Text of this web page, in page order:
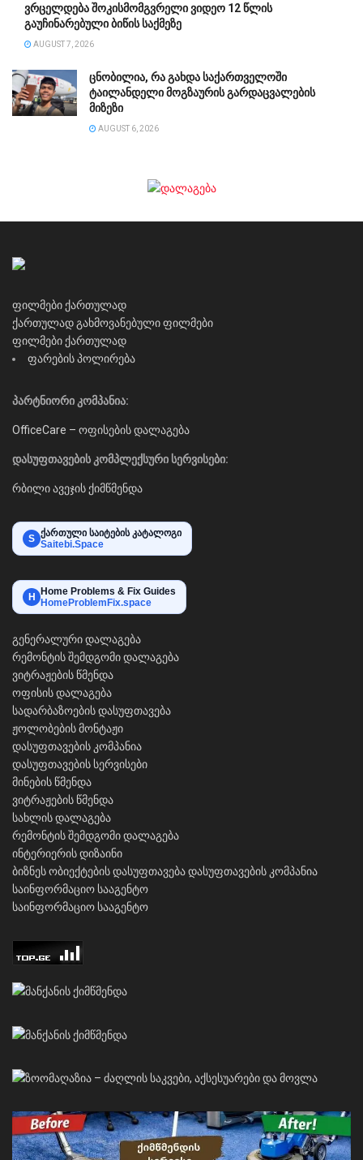
ვრცელდება შოკისმომგვრელი ვიდეო 12 წლის
გაუჩინარებული ბიწის საქმეზე
AUGUST 7, 2026
ცნობილია, რა გახდა საქართველოში
ტაილანდელი მოგზაურის გარდაცვალების
მიზეზი
AUGUST 6, 2026
ფილმები ქართულად
ქართულად გახმოვანებული ფილმები
ფილმები ქართულად
ფარების პოლირება
პარტნიორი კომპანია:
OfficeCare – ოფისების დალაგება
დასუფთავების კომპლექსური სერვისები:
რბილი ავეჯის ქიმწმენდა
S ქართული საიტების კატალოგი
Saitebi.Space
H
Home Problems & Fix Guides
HomeProblemFix.space
გენერალური დალაგება
რემონტის შემდგომი დალაგება
ვიტრაჟების წმენდა
ოფისის დალაგება
სადარბაზოების დასუფთავება
ჟოლობების მონტაჟი
დასუფთავების კომპანია
დასუფთავების სერვისები
მინების წმენდა
ვიტრაჟების წმენდა
სახლის დალაგება
რემონტის შემდგომი დალაგება
ინტერიერის დიზაინი
ბიზნეს ობიექტების დასუფთავებადასუფთავების კომპანია
საინფორმაციო სააგენტო
საინფორმაციო სააგენტო